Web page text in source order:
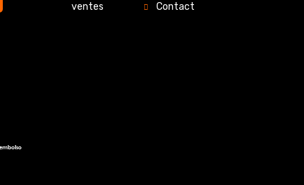
ventes
Contact